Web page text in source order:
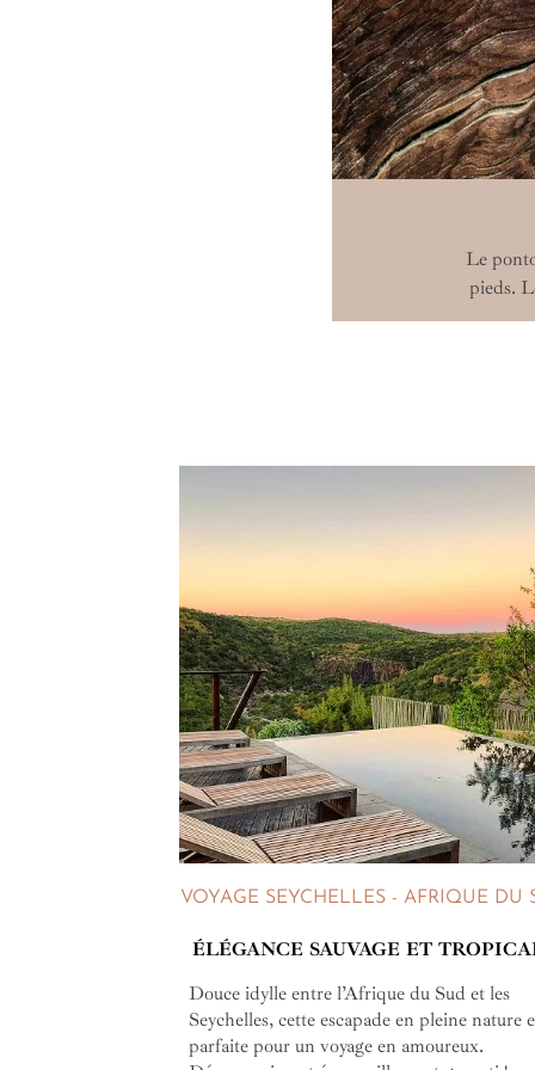
Le
pieds.
VOYAGE SEYCHELLES - AFRIQUE DU
ÉLÉGANCE SAUVAGE ET
Douce idylle entre l’Afrique du Sud et les
Seychelles, cette escapade en pleine nature
parfaite pour un voyage en amoureux.